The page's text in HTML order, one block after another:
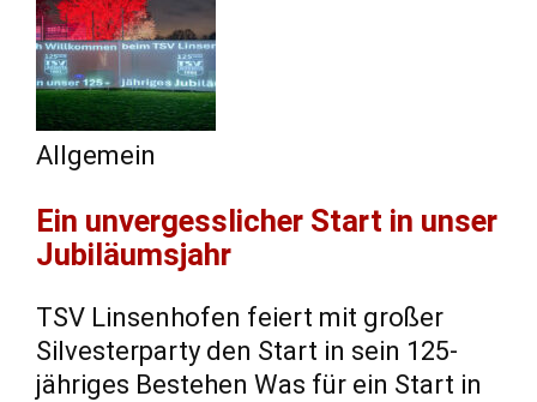
Allgemein
Ein unvergesslicher Start in unser
Jubiläumsjahr
TSV Linsenhofen feiert mit großer
Silvesterparty den Start in sein 125-
jähriges Bestehen Was für ein Start in